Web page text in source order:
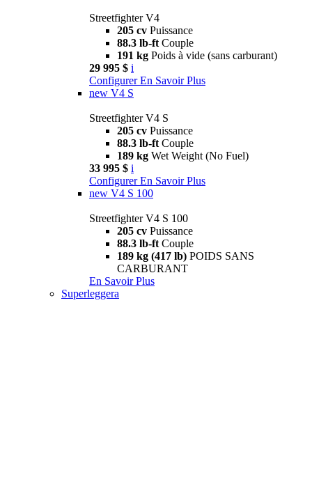
Streetfighter V4
205 cv Puissance
88.3 lb-ft Couple
191 kg Poids à vide (sans carburant)
29 995 $ i
Configurer En Savoir Plus
new V4 S
Streetfighter V4 S
205 cv Puissance
88.3 lb-ft Couple
189 kg Wet Weight (No Fuel)
33 995 $ i
Configurer En Savoir Plus
new V4 S 100
Streetfighter V4 S 100
205 cv Puissance
88.3 lb-ft Couple
189 kg (417 lb) POIDS SANS
CARBURANT
En Savoir Plus
Superleggera